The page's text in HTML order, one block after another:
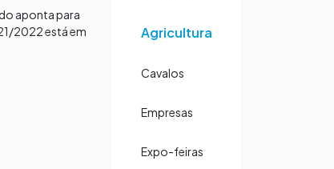
aponta para
2022 está em
Agricultura
Cavalos
Empresas
Expo-feiras